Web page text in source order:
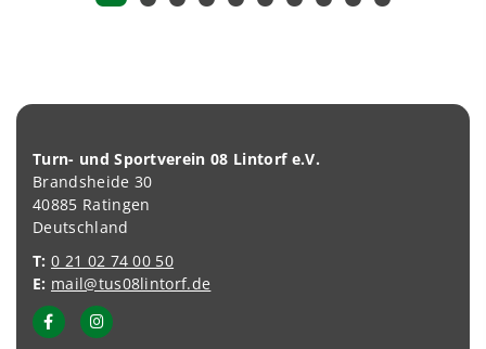
Turn- und Sportverein 08 Lintorf e.V.
Brandsheide 30
40885 Ratingen
Deutschland
T: 0 21 02 74 00 50
E: mail@tus08lintorf.de